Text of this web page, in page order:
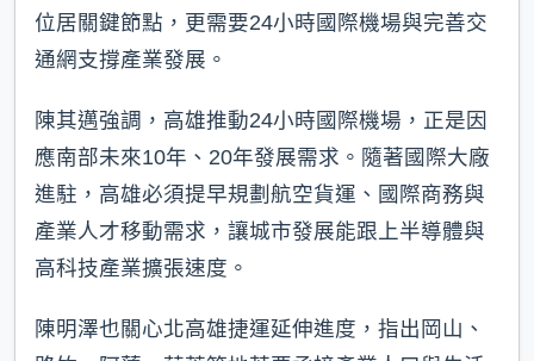
位居關鍵節點，更需要24小時國際機場與完善交
通網支撐產業發展。
陳其邁強調，高雄推動24小時國際機場，正是因
應南部未來10年、20年發展需求。隨著國際大廠
進駐，高雄必須提早規劃航空貨運、國際商務與
產業人才移動需求，讓城市發展能跟上半導體與
高科技產業擴張速度。
陳明澤也關心北高雄捷運延伸進度，指出岡山、